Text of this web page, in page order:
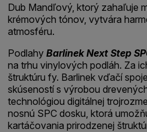
Dub Mandľový, ktorý zahaľuje
krémových tónov, vytvára
atmosféru.
PodlahyBarlinek Next Step
na trhu vinylových podláh. Za
štruktúru fy. Barlinek vďačí
skúseností s výrobou
technológiou digitálnej
nosnú SPC dosku, ktorá
kartáčovania prirodzenej